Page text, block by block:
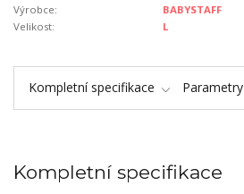
Výrobce:
BABYSTAFF
Velikost:
L
Kompletní specifikace Parametry
Kompletní specifikace